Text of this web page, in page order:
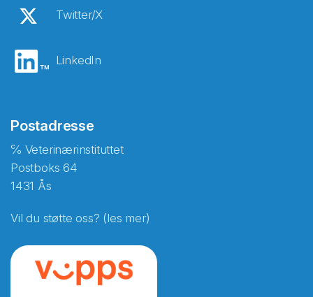
Twitter/X
LinkedIn
Postadresse
℅ Veterinærinstituttet
Postboks 64
1431 Ås
Vil du støtte oss? (les mer)